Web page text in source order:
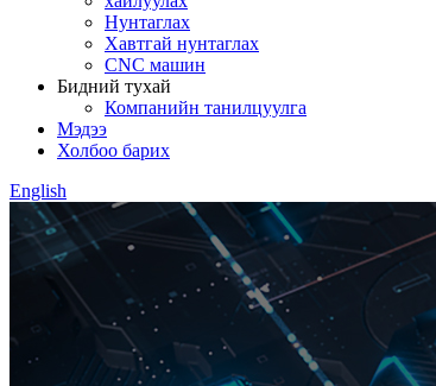
Нунтаглах
Хавтгай нунтаглах
CNC машин
Бидний тухай
Компанийн танилцуулга
Мэдээ
Холбоо барих
English